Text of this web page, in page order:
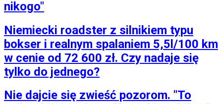
nikogo"
Niemiecki roadster z silnikiem typu
bokser i realnym spalaniem 5,5l/100 km
w cenie od 72 600 zł. Czy nadaje się
tylko do jednego?
Nie dajcie się zwieść pozorom. "To